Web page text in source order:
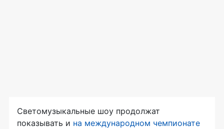
Светомузыкальные шоу продолжат
показывать и на международном чемпионате